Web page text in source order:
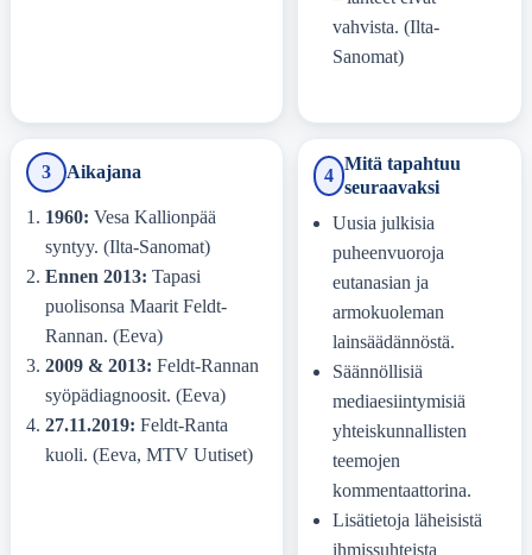
vahvista. (Ilta-
Sanomat)
3 Aikajana
1960: Vesa Kallionpää
syntyy. (Ilta-Sanomat)
Ennen 2013: Tapasi
puolisonsa Maarit Feldt-
Rannan. (Eeva)
2009 & 2013: Feldt-Rannan
syöpädiagnoosit. (Eeva)
27.11.2019: Feldt-Ranta
kuoli. (Eeva, MTV Uutiset)
4
Mitä tapahtuu
seuraavaksi
Uusia julkisia
puheenvuoroja
eutanasian ja
armokuoleman
lainsäädännöstä.
Säännöllisiä
mediaesiintymisiä
yhteiskunnallisten
teemojen
kommentaattorina.
Lisätietoja läheisistä
ihmissuhteista